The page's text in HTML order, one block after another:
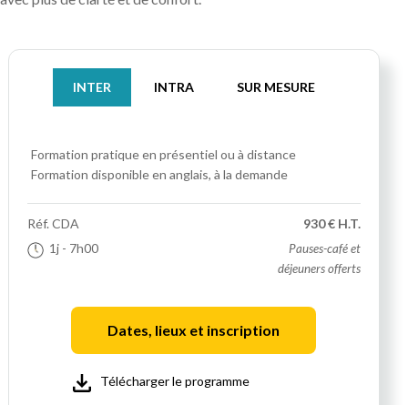
INTER INTRA SUR MESURE
Formation pratique en présentiel ou à distance
Formation disponible en anglais, à la demande
Réf.CDA
1j - 7h00
930 € H.T.
Pauses-café et
déjeuners offerts
Dates, lieux et inscription
Télécharger le programme